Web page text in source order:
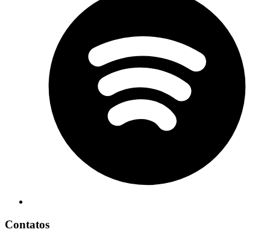
Contatos